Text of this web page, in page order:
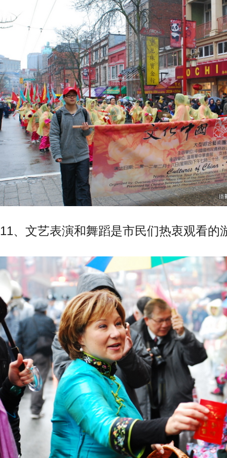
11、文艺表演和舞蹈是市民们热衷观看的